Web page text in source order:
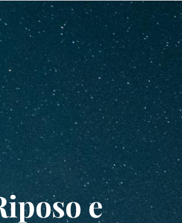
e